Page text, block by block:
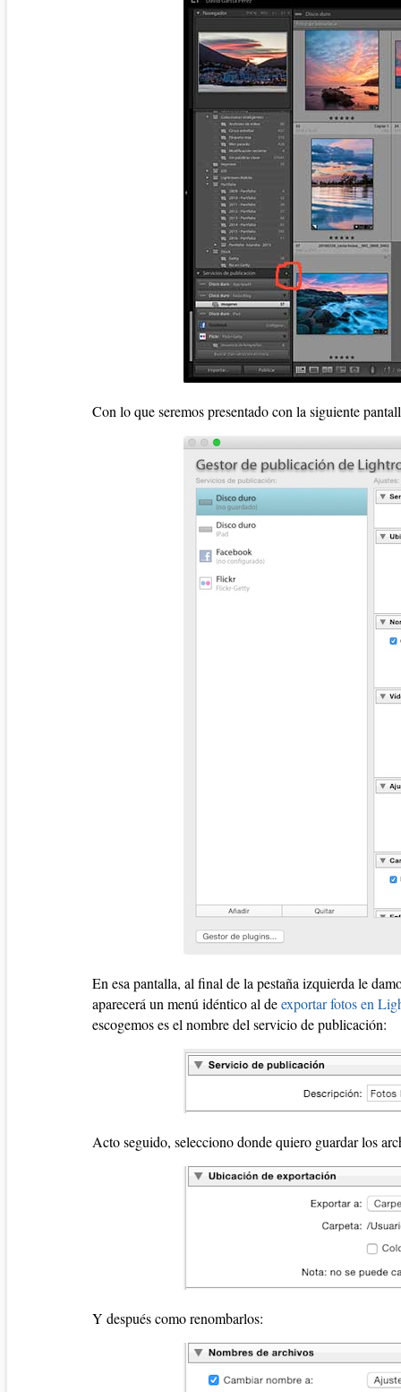
Con lo que seremos presentado con la siguiente
En esa pantalla, al final de la pestaña izquierda le
aparecerá un menú idéntico al deexportar fotos en
escogemos es el nombre del servicio de publicación:
Acto seguido, selecciono donde quiero guardar los
Y después como renombarlos: